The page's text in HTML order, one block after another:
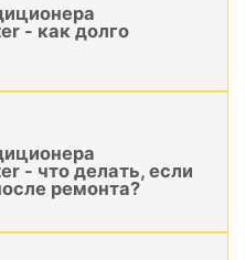
- как долго
- что делать, если
ремонта?